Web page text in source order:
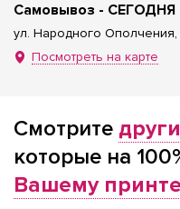
Самовывоз - СЕГОДНЯ
ул. Народного Ополчения,
Посмотреть на карте
Смотрите
которые на
Вашему